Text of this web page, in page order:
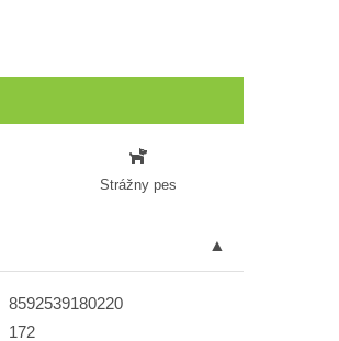
Strážny pes
8592539180220
172